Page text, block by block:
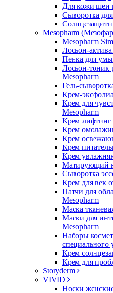
Для кожи шеи
Сыворотка
Mesopharm
Mesopharm
Лосьон-
Пенка для
Лосьон-тоник
Mesopharm
Гель-
Крем-
Крем для
Mesopharm
Крем-лифтинг
Крем
Крем
Крем
Крем
Матирующий
Сыворотка
Крем для век
Патчи для
Mesopharm
Маска
Маски для
Mesopharm
Наборы
специального
Крем
Крем для
Storyderm
VIVID
Носки